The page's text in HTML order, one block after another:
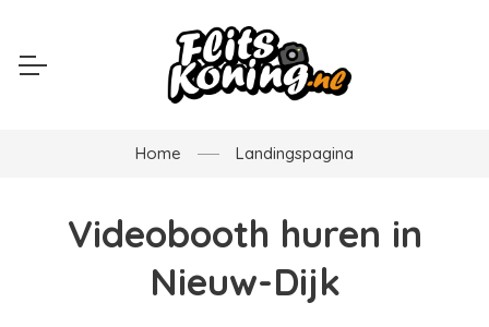
Home Landingspagina
Videobooth huren in
Nieuw-Dijk